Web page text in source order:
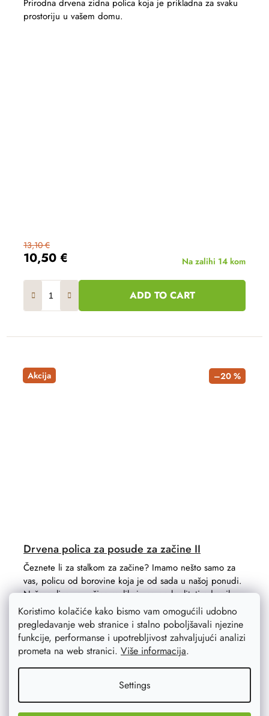
Koristimo kolačiće kako bismo vam omogućili udobno
pregledavanje web stranice i stalno poboljšavali njezine
funkcije, performanse i upotrebljivost zahvaljujući analizi
prometa na web stranici. Više informacija.
Settings
10,50 €
13,10 €
Na zalihi 14 kom
ADD TO CART
Prirodna drvena zidna polica koja je prikladna za svaku
prostoriju u vašem domu.
Akcija –20 %
Drvena polica za posude za začine II
Čeznete li za stalkom za začine? Imamo nešto samo za
vas, policu od borovine koja je od sada u našoj ponudi.
Naše police za začine razlikuju se po kvaliteti od onih
koje su...